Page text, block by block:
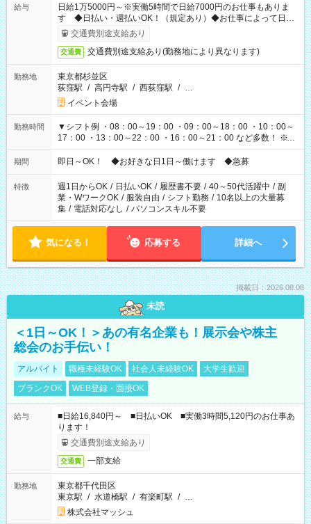
給与
日給1万5000円～※実働5時間で日給7000円のお仕事もありま
す ◆日払い・週払いOK！（規定あり）◆お仕事によって日給
も異なります
交通費別途支給あり
交通費 交通費別途支給あり(勤務地により異なります)
勤務地
東京都杉並区
荻窪駅 / 高円寺駅 / 西荻窪駅 / …
イベント会場
勤務時間
▼シフト例 ・08：00～19：00 ・09：00～18：00 ・10：00～
17：00 ・13：00～22：00 ・16：00～21：00 など多数！ ※お
仕事により勤務時間が異なります
期間 即日～OK！ ◆お好きな日1日～働けます ◆急募
特徴 週1日からOK / 日払いOK / 履歴書不要 / 40～50代活躍中 / 副
業・WワークOK / 服装自由 / シフト勤務 / 10名以上の大量募
集 / 電話対応なし / パソコンスキル不要
気になる！ 応募する 詳細へ
掲載日：2026.08.08
未読
＜1日～OK！＞あの有名企業も！展示会や株主
総会のお手伝い！
アルバイト 職種未経験OK 社会人未経験OK
大学生歓迎
ブランクOK
WEB登録・面接OK
給与
■日給16,840円～ ■日払いOK ■実働3時間5,120円のお仕事あ
ります！
交通費別途支給あり
交通費 一部支給
勤務地
東京都千代田区
東京駅 / 水道橋駅 / 有楽町駅 / …
株式会社マッシュ